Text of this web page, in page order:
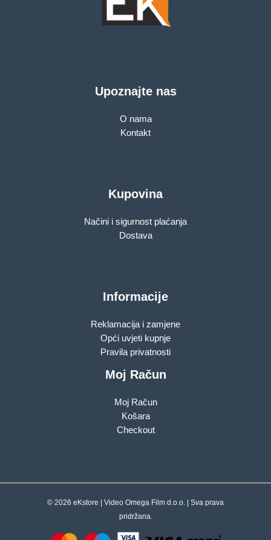
Upoznajte nas
O nama
Kontakt
Kupovina
Načini i sigurnost plaćanja
Dostava
Informacije
Reklamacija i zamjene
Opći uvjeti kupnje
Pravila privatnosti
Moj Račun
Moj Račun
Košara
Checkout
© 2026 eKstore | Video Omega Film d.o.o. | Sva prava
pridržana.